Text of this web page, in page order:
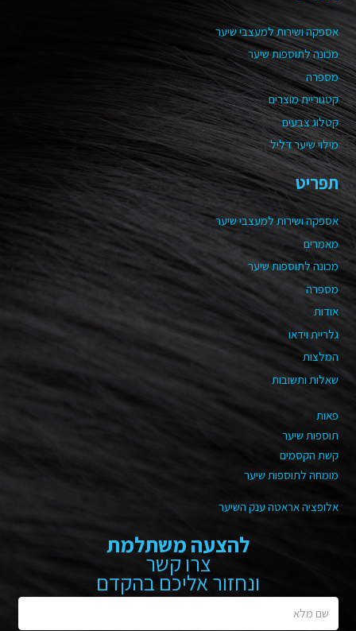
אספקה ושירות למעצבי שיער
מכונה לתוספות שיער
מספרה
קטגוריית מוצרים
קטלוג צבעים
מילוי שיער דליל
תפריט
אספקה ושירות למעצבי שיער
מאמרים
מכונה לתוספות שיער
מספרה
אודות
גלריית וידאו
המלצות
שאלות ותשובות
פאות
תוספות שיער
קשת הקסמים
מומחה לתוספות שיער
אלופציה אראטה ענק השיער
להצעה משתלמת
צרו קשר
ונחזור אליכם בהקדם